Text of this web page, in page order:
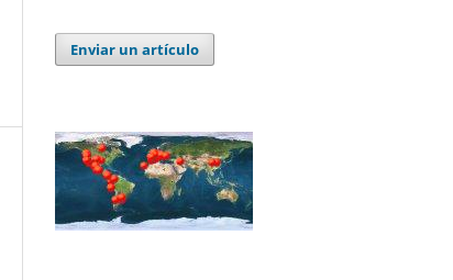
Enviar un artículo